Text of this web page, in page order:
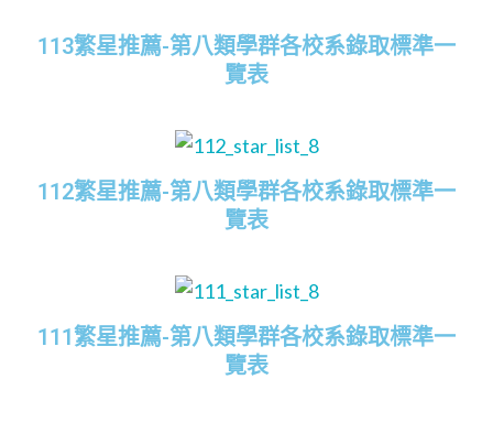
113繁星推薦-第八類學群各校系錄取標準一
覽表
112繁星推薦-第八類學群各校系錄取標準一
覽表
111繁星推薦-第八類學群各校系錄取標準一
覽表